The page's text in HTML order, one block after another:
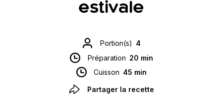
estivale
Portion(s) 4
Préparation 20 min
Cuisson 45 min
Partager la recette